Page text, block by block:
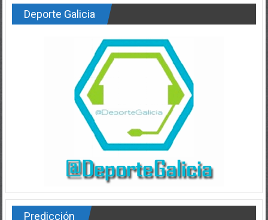
Deporte Galicia
Predicción